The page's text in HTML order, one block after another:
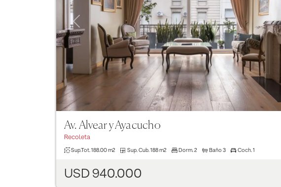
Previous
Av. Alvear y Ayacucho
Recoleta
Sup.Tot. 188.00 m2 Sup. Cub. 188 m2 Dorm. 2 Baño 3 Coch. 1
USD 940.000